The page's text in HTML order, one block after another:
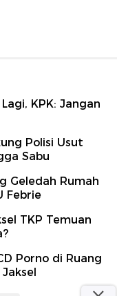
KPK: Jangan
Polisi Usut
Sabu
Geledah Rumah
Febrie
TKP Temuan
Porno di Ruang